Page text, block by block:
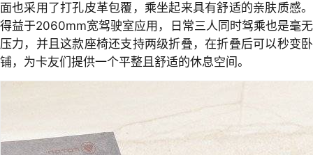
面也采用了打孔皮革包覆，乘坐起来具有舒适的亲肤质感。
得益于2060mm宽驾驶室应用，日常三人同时驾乘也是毫无
压力，并且这款座椅还支持两级折叠，在折叠后可以秒变卧
铺，为卡友们提供一个平整且舒适的休息空间。